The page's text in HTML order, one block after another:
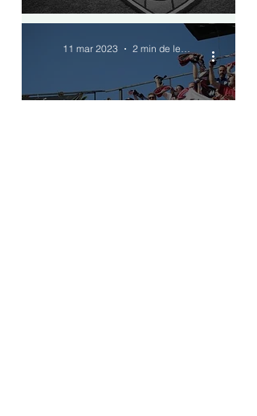
11 mar 2023 2 min de lectura